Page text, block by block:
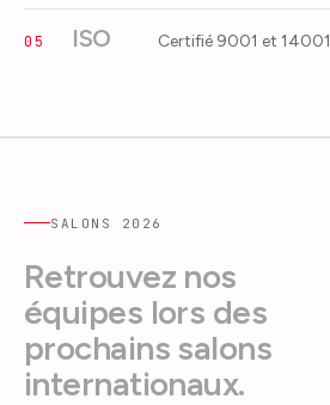
05 ISO Certifié 9001 et 14001
SALONS 2026
Retrouvez nos
équipes lors des
prochains salons
internationaux.